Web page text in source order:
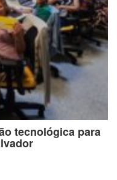
tecnológica para